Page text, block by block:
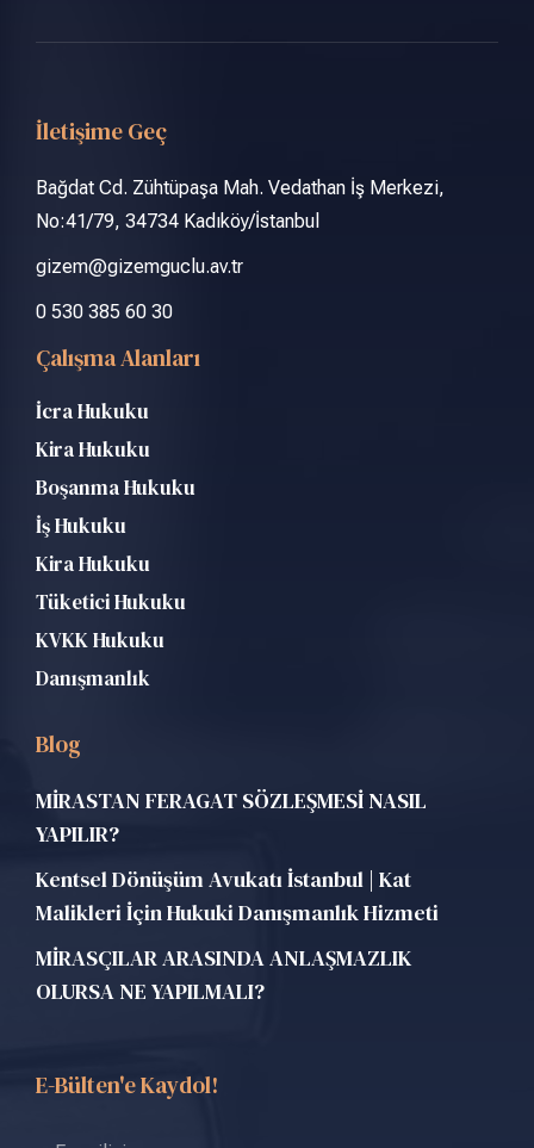
İletişime Geç
Bağdat Cd. Zühtüpaşa Mah. Vedathan İş Merkezi,
No:41/79, 34734 Kadıköy/İstanbul
gizem@gizemguclu.av.tr
0 530 385 60 30
Çalışma Alanları
İcra Hukuku
Kira Hukuku
Boşanma Hukuku
İş Hukuku
Kira Hukuku
Tüketici Hukuku
KVKK Hukuku
Danışmanlık
Blog
MİRASTAN FERAGAT SÖZLEŞMESİ NASIL
YAPILIR?
Kentsel Dönüşüm Avukatı İstanbul | Kat
Malikleri İçin Hukuki Danışmanlık Hizmeti
MİRASÇILAR ARASINDA ANLAŞMAZLIK
OLURSA NE YAPILMALI?
E-Bülten'e Kaydol!